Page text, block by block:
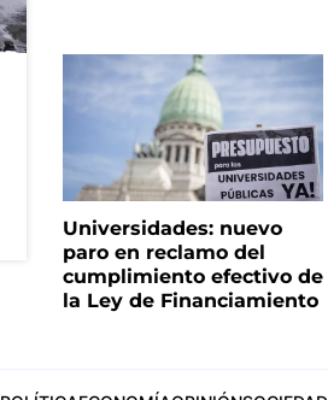
Universidades: nuevo
paro en reclamo del
cumplimiento efectivo de
la Ley de Financiamiento